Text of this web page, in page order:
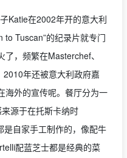
Katie在2002年开的意大利
to Tuscan”的纪录片就专门
，频繁在Masterchef、
年还被意大利政府嘉
海外的宣传呢。餐厅分为一
源于在托斯卡纳时
自家手工制作的，像配牛
配蓝芝士都是经典的菜